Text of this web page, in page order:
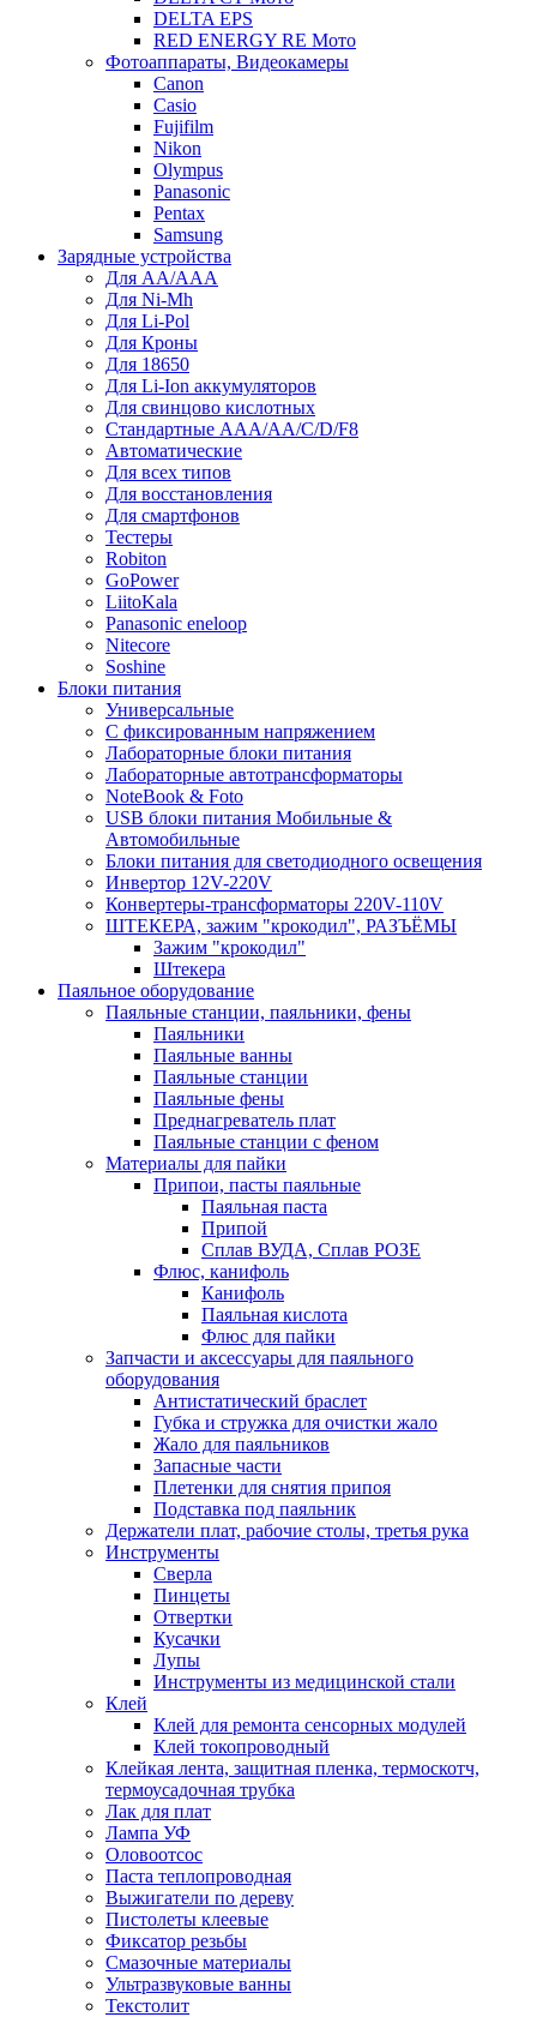
DELTA EPS
RED ENERGY RE Мото
Фотоаппараты, Видеокамеры
Canon
Casio
Fujifilm
Nikon
Olympus
Panasonic
Pentax
Samsung
Зарядные устройства
Для AA/AAA
Для Ni-Mh
Для Li-Pol
Для Кроны
Для 18650
Для Li-Ion аккумуляторов
Для свинцово кислотных
Стандартные ААА/АА/С/D/F8
Автоматические
Для всех типов
Для восстановления
Для смартфонов
Тестеры
Robiton
GoPower
LiitoKala
Panasonic eneloop
Nitecore
Soshine
Блоки питания
Универсальные
C фиксированным напряжением
Лабораторные блоки питания
Лабораторные автотрансформаторы
NoteBook & Foto
USB блоки питания Мобильные &
Автомобильные
Блоки питания для светодиодного освещения
Инвертор 12V-220V
Конвертеры-трансформаторы 220V-110V
ШТЕКЕРА, зажим "крокодил", РАЗЪЁМЫ
Зажим "крокодил"
Штекера
Паяльное оборудование
Паяльные станции, паяльники, фены
Паяльники
Паяльные ванны
Паяльные станции
Паяльные фены
Преднагреватель плат
Паяльные станции с феном
Материалы для пайки
Припои, пасты паяльные
Паяльная паста
Припой
Сплав ВУДА, Сплав РОЗЕ
Флюс, канифоль
Канифоль
Паяльная кислота
Флюс для пайки
Запчасти и аксессуары для паяльного
оборудования
Антистатический браслет
Губка и стружка для очистки жало
Жало для паяльников
Запасные части
Плетенки для снятия припоя
Подставка под паяльник
Держатели плат, рабочие столы, третья рука
Инструменты
Сверла
Пинцеты
Отвертки
Кусачки
Лупы
Инструменты из медицинской стали
Клей
Клей для ремонта сенсорных модулей
Клей токопроводный
Клейкая лента, защитная пленка, термоскотч,
термоусадочная трубка
Лак для плат
Лампа УФ
Оловоотсос
Паста теплопроводная
Выжигатели по дереву
Пистолеты клеевые
Фиксатор резьбы
Смазочные материалы
Ультразвуковые ванны
Текстолит